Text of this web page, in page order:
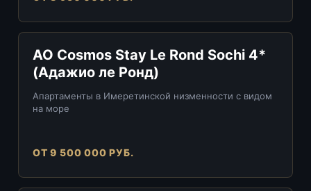
АО Cosmos Stay Le Rond Sochi 4*
(Адажио ле Ронд)
Апартаменты в Имеретинской низменности с видом
на море
ОТ 9 500 000 РУБ.